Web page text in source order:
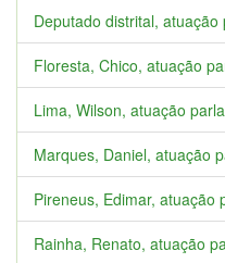
Deputado distrital, atuação
Floresta, Chico, atuação
Lima, Wilson, atuação
Marques, Daniel, atuação
Pireneus, Edimar, atuação
Rainha, Renato, atuação